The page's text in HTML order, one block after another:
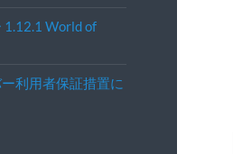
1.12.1 World of
ー利用者保証措置に